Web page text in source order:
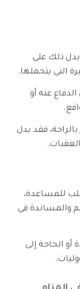
يدل ذلك على
التي يتحملها.
عنه أو
فقد يدل
للمساعدة،
والمساندة في
أو الحاجة إلى
المنام